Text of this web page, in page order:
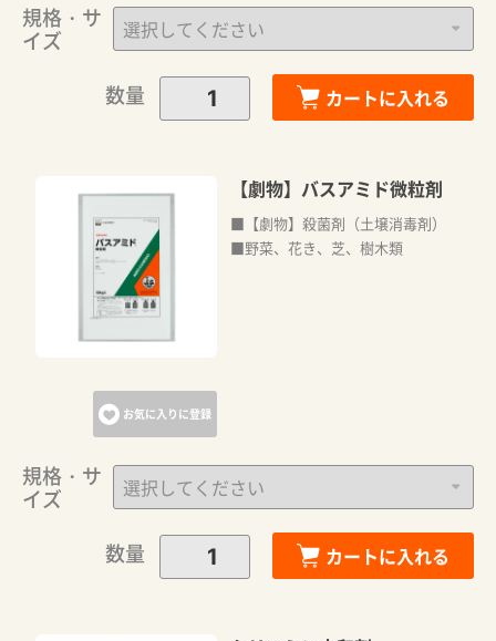
規格・サ
イズ
数量
カートに入れる
お気に入りに登録
【劇物】バスアミド微粒剤
■【劇物】殺菌剤（土壌消毒剤）
■野菜、花き、芝、樹木類
規格・サ
イズ
数量
カートに入れる